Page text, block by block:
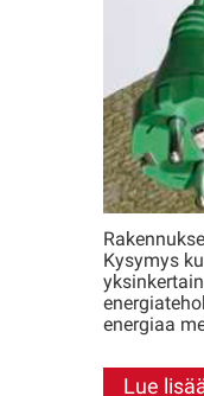
Kysymys
energiaa
Lue